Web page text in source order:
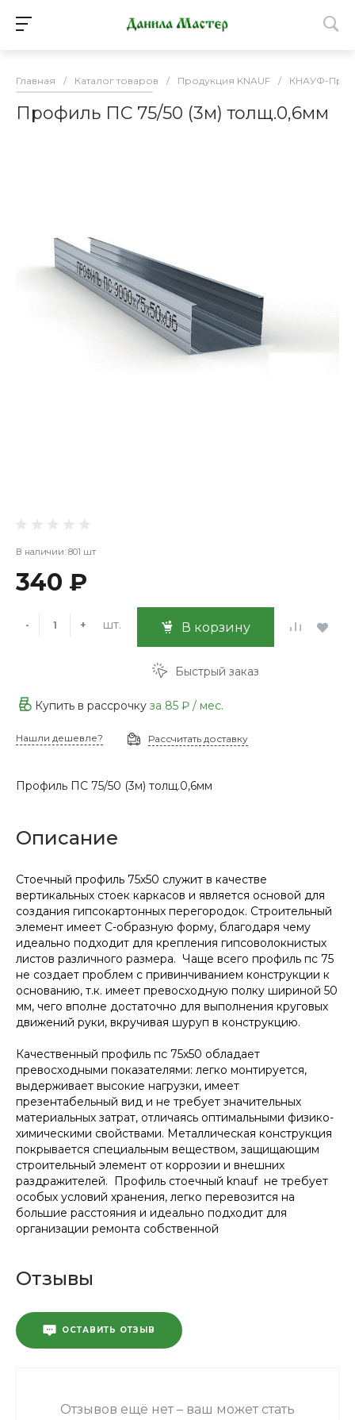
Главная / Каталог товаров / Продукция KNAUF / КНАУФ-
Профиль ПС 75/50 (3м) толщ.0,6мм
В наличии: 801 шт
340 ₽
- + шт. В корзину
Быстрый заказ
Купить в рассрочку за 85 ₽ / мес.
Нашли дешевле? Рассчитать доставку
Профиль ПС 75/50 (3м) толщ.0,6мм
Описание
Стоечный профиль 75х50 служит в качестве
вертикальных стоек каркасов и является основой для
создания гипсокартонных перегородок. Строительный
элемент имеет С-образную форму, благодаря чему
идеально подходит для крепления гипсоволокнистых
листов различного размера. Чаще всего профиль пс 75
не создает проблем с привинчиванием конструкции к
основанию, т.к. имеет превосходную полку шириной 50
мм, чего вполне достаточно для выполнения круговых
движений руки, вкручивая шуруп в конструкцию.
Качественный профиль пс 75х50 обладает
превосходными показателями: легко монтируется,
выдерживает высокие нагрузки, имеет
презентабельный вид и не требует значительных
материальных затрат, отличаясь оптимальными физико-
химическими свойствами. Металлическая конструкция
покрывается специальным веществом, защищающим
строительный элемент от коррозии и внешних
раздражителей. Профиль стоечный knauf не требует
особых условий хранения, легко перевозится на
большие расстояния и идеально подходит для
организации ремонта собственной
Отзывы
ОСТАВИТЬ ОТЗЫВ
Отзывов ещё нет – ваш может стать